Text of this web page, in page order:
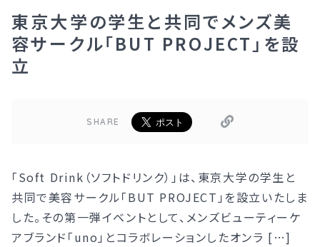
東京大学の学生と共同でメンズ美
容サークル「BUT PROJECT」を設
立
SHARE
「Soft Drink（ソフトドリンク）」は、東京大学の学生と
共同で美容サークル「BUT PROJECT」を設立いたしま
した。その第一弾イベントとして、メンズビューティーケ
アブランド「uno」とコラボレーションしたオンラ […]